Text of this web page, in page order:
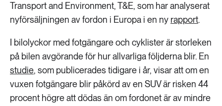
Transport and Environment, T&E, som har analyserat
nyförsäljningen av fordon i Europa i en ny rapport.
I bilolyckor med fotgängare och cyklister är storleken
på bilen avgörande för hur allvarliga följderna blir. En
studie, som publicerades tidigare i år, visar att om en
vuxen fotgängare blir påkörd av en SUV är risken 44
procent högre att dödas än om fordonet är av mindre